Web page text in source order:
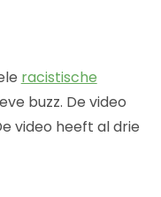
racistische
buzz. De video
video heeft al drie